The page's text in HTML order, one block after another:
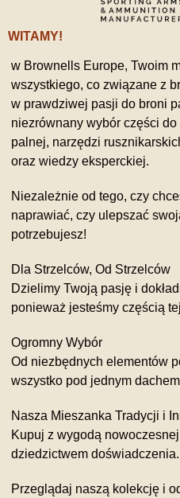
WITAMY!
w Brownells Europe, Twoim
wszystkiego, co związane z
w prawdziwej pasji do broni
niezrównany wybór części
palnej, narzędzi
oraz wiedzy eksperckiej.
Niezależnie od tego, czy
naprawiać, czy ulepszać
potrzebujesz!
Dla Strzelców, Od Strzelców
Dzielimy Twoją pasję i
ponieważ jesteśmy częścią
Ogromny Wybór
Od niezbędnych elementów
wszystko pod jednym
Nasza Mieszanka Tradycji i
Kupuj z wygodą
dziedzictwem doświadczenia.
Przeglądaj naszą kolekcję i